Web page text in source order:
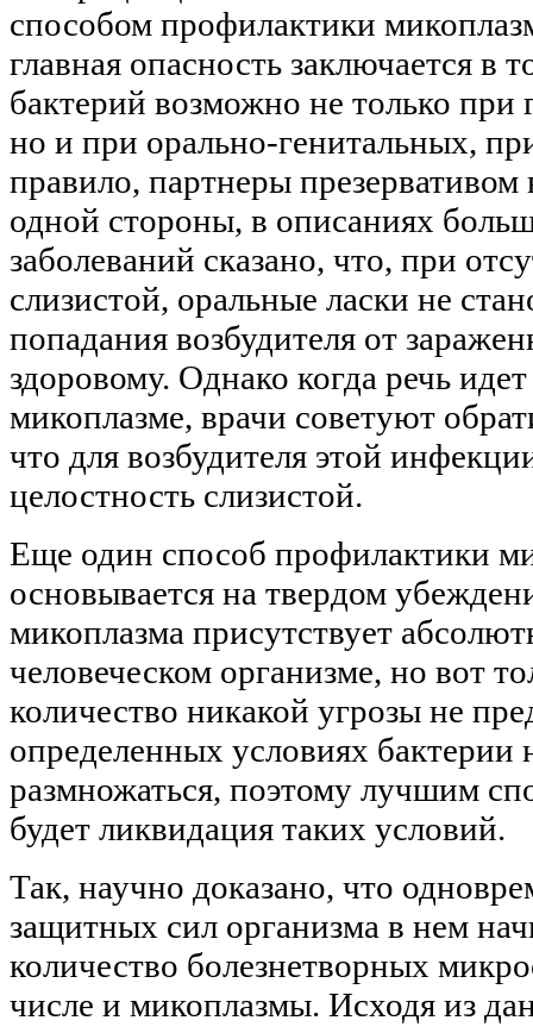
способом профилактики
главная опасность заключается в
бактерий возможно не только при
но и при орально-генитальных,
правило, партнеры
одной стороны, в описаниях
заболеваний сказано, что, при
слизистой, оральные ласки не
попадания возбудителя от
здоровому. Однако когда речь
микоплазме, врачи советуют
что для возбудителя этой
целостность слизистой.
Еще один способ профилактики
основывается на твердом
микоплазма присутствует
человеческом организме, но вот
количество никакой угрозы не
определенных условиях бактерии
размножаться, поэтому лучшим
будет ликвидация таких условий.
Так, научно доказано, что
защитных сил организма в нем
количество болезнетворных
числе и микоплазмы. Исходя из